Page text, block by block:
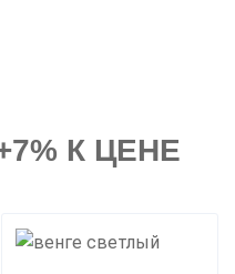
К ЦЕНЕ